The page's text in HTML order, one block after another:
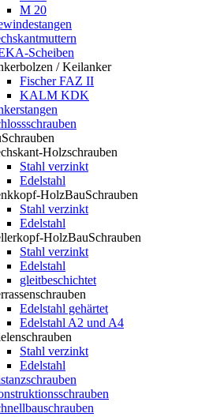
M 20
Scheiben
/ Keilanker
Fischer FAZ II
KALM KDK
Holzschrauben
Stahl verzinkt
Edelstahl
HolzBauSchrauben
Stahl verzinkt
Edelstahl
HolzBauSchrauben
Stahl verzinkt
Edelstahl
gleitbeschichtet
Edelstahl gehärtet
Edelstahl A2 und A4
Stahl verzinkt
Edelstahl